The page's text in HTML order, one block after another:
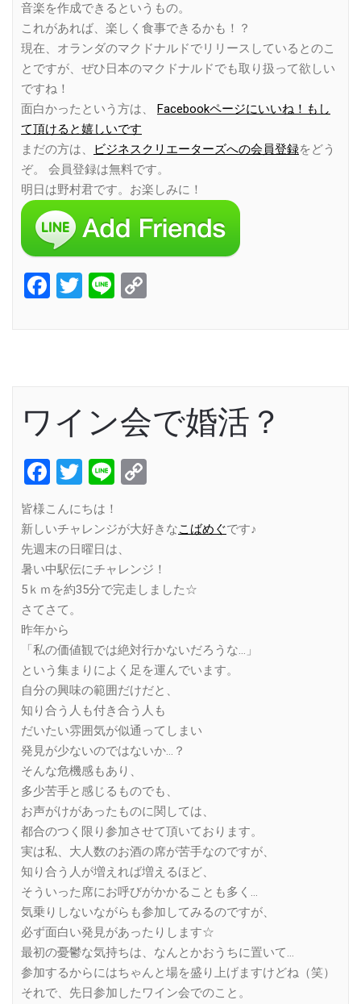
音楽を作成できるというもの。
これがあれば、楽しく食事できるかも！？
現在、オランダのマクドナルドでリリースしているとのこ
とですが、ぜひ日本のマクドナルドでも取り扱って欲しい
ですね！
面白かったという方は、 Facebookページにいいね！もし
て頂けると嬉しいです
まだの方は、
ビジネスクリエーターズへの会員登録をどう
ぞ。 会員登録は無料です。
明日は野村君です。お楽しみに！
Facebook
Twitter
Line
ワイン会で婚活？
Facebook
Twitter
Line
皆様こんにちは！
新しいチャレンジが大好きなこばめぐです♪
先週末の日曜日は、
暑い中駅伝にチャレンジ！
5ｋｍを約35分で完走しました☆
さてさて。
昨年から
「私の価値観では絶対行かないだろうな…」
という集まりによく足を運んでいます。
自分の興味の範囲だけだと、
知り合う人も付き合う人も
だいたい雰囲気が似通ってしまい
発見が少ないのではないか…？
そんな危機感もあり、
多少苦手と感じるものでも、
お声がけがあったものに関しては、
都合のつく限り参加させて頂いております。
実は私、大人数のお酒の席が苦手なのですが、
知り合う人が増えれば増えるほど、
そういった席にお呼びがかかることも多く…
気乗りしないながらも参加してみるのですが、
必ず面白い発見があったりします☆
最初の憂鬱な気持ちは、なんとかおうちに置いて…
参加するからにはちゃんと場を盛り上げますけどね（笑）
それで、先日参加したワイン会でのこと。